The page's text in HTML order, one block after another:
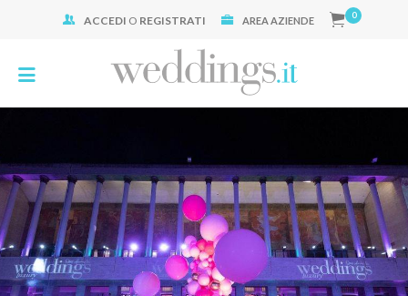
ACCEDI O REGISTRATI AREA AZIENDE 0